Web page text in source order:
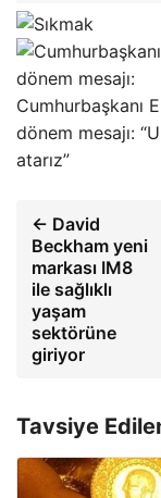
Cumhurbaşkanı
dönem mesajı:
atarız”
← David
Beckham yeni
markası IM8
ile sağlıklı
yaşam
sektörüne
giriyor
Tavsiye